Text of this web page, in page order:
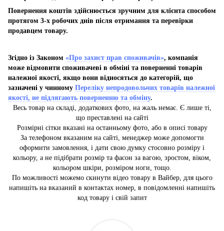
Повернення коштів здійснюється зручним для клієнта способом
протягом 3-х робочих днів після отримання та перевірки
продавцем товару.
Згідно із Законом «Про захист прав споживачів», компанія
може відмовити споживачеві в обміні та поверненні товарів
належної якості, якщо вони відносяться до категорій, що
зазначені у чинному Переліку непродовольчих товарів належної
якості, не підлягають поверненню та обміну.
Весь товар на складі, додаткових фото, на жаль немає. Є лише ті,
що преставлені на сайті
Розмірні сітки вказані на останньому фото, або в описі товару
За телефоном вказаним на сайті, менеджер може допомогти
оформити замовлення, і дати свою думку стосовно розміру і
кольору, а не підібрати розмір та фасон за вагою, зростом, віком,
кольором шкіри, розміром ноги, тощо.
По можливості можемо скинути відео товару в Вайбер, для цього
напишіть на вказаний в контактах номер, в повідомленні напишіть
код товару і свій запит